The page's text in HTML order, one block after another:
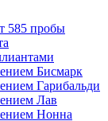
585 пробы
Бисмарк
Гарибальди
Лав
Нонна